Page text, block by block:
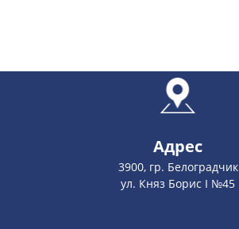
Адрес
3900, гр. Белоградчик
ул. Княз Борис І №45